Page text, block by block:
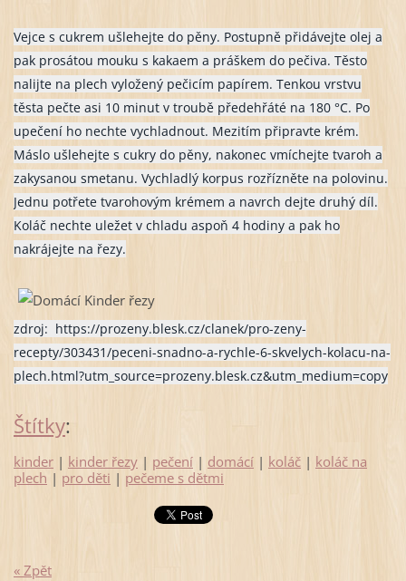
Vejce s cukrem ušlehejte do pěny. Postupně přidávejte olej a
pak prosátou mouku s kakaem a práškem do pečiva. Těsto
nalijte na plech vyložený pečicím papírem. Tenkou vrstvu
těsta pečte asi 10 minut v troubě předehřáté na 180 °C. Po
upečení ho nechte vychladnout. Mezitím připravte krém.
Máslo ušlehejte s cukry do pěny, nakonec vmíchejte tvaroh a
zakysanou smetanu. Vychladlý korpus rozřízněte na polovinu.
Jednu potřete tvarohovým krémem a navrch dejte druhý díl.
Koláč nechte uležet v chladu aspoň 4 hodiny a pak ho
nakrájejte na řezy.
zdroj: https://prozeny.blesk.cz/clanek/pro-zeny-
recepty/303431/peceni-snadno-a-rychle-6-skvelych-kolacu-na-
plech.html?utm_source=prozeny.blesk.cz&utm_medium=copy
Štítky:
kinder | kinder řezy | pečení | domácí | koláč | koláč na
plech | pro děti | pečeme s dětmi
« Zpět